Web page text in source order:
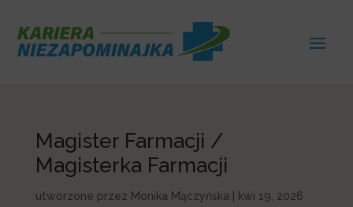
Magister Farmacji /
Magisterka Farmacji
utworzone przez Monika Mączyńska| kwi 19, 2026